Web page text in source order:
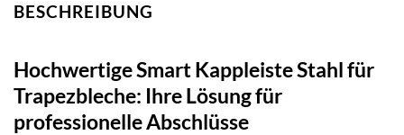
BESCHREIBUNG
Hochwertige Smart Kappleiste Stahl für
Trapezbleche: Ihre Lösung für
professionelle Abschlüsse